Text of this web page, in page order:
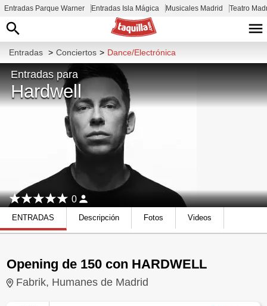
Entradas Parque Warner Entradas Isla Mágica Musicales Madrid Teatro
Entradas > Conciertos > Dance/Electrónica
Entradas para
Hardwell
0
ENTRADAS Descripción Fotos Videos
Opening de 150 con HARDWELL
Fabrik, Humanes de Madrid